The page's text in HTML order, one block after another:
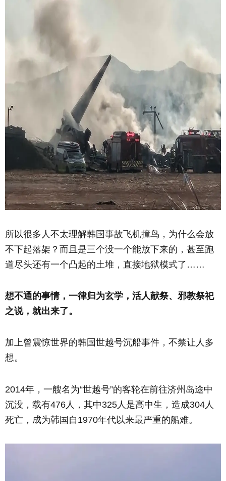
所以很多人不太理解韩国事故飞机撞鸟，为什么会放
不下起落架？而且是三个没一个能放下来的，甚至跑
道尽头还有一个凸起的土堆，直接地狱模式了……
想不通的事情，一律归为玄学，活人献祭、邪教祭祀
之说，就出来了。
加上曾震惊世界的韩国世越号沉船事件，不禁让人多
想。
2014年，一艘名为“世越号”的客轮在前往济州岛途中
沉没，载有476人，其中325人是高中生，造成304人
死亡，成为韩国自1970年代以来最严重的船难。